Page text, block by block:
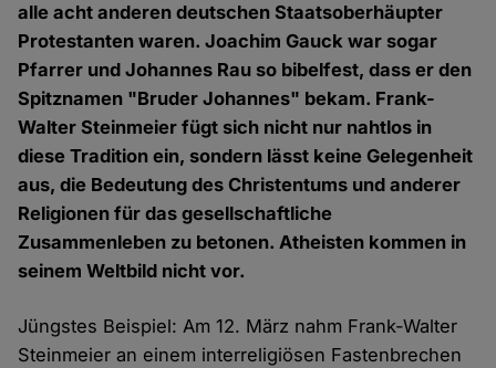
alle acht anderen deutschen Staatsoberhäupter
Protestanten waren. Joachim Gauck war sogar
Pfarrer und Johannes Rau so bibelfest, dass er den
Spitznamen "Bruder Johannes" bekam. Frank-
Walter Steinmeier fügt sich nicht nur nahtlos in
diese Tradition ein, sondern lässt keine Gelegenheit
aus, die Bedeutung des Christentums und anderer
Religionen für das gesellschaftliche
Zusammenleben zu betonen. Atheisten kommen in
seinem Weltbild nicht vor.
Jüngstes Beispiel: Am 12. März nahm Frank-Walter
Steinmeier an einem interreligiösen Fastenbrechen